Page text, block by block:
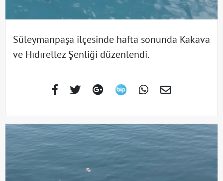
Süleymanpaşa ilçesinde hafta sonunda Kakava
ve Hıdırellez Şenliği düzenlendi.